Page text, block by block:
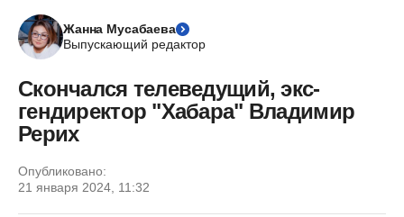
Жанна Мусабаева
Выпускающий редактор
Скончался телеведущий, экс-
гендиректор "Хабара" Владимир
Рерих
Опубликовано:
21 января 2024, 11:32